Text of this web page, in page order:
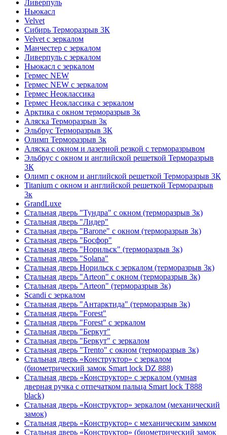
Ливерпуль
Ньюкасл
Velvet
Сибирь Терморазрыв 3К
Velvet с зеркалом
Манчестер с зеркалом
Ливерпуль с зеркалом
Ньюкасл с зеркалом
Гермес NEW
Гермес NEW с зеркалом
Гермес Неоклассика
Гермес Неоклассика с зеркалом
Арктика с окном терморазрыв 3к
Аляска Терморазрыв 3к
Эльбрус Терморазрыв 3К
Олимп Терморазрыв 3к
Аляска с окном и лазерной резкой с терморазрывом
Эльбрус с окном и английской решеткой Терморазрыв
3К
Олимп с окном и английской решеткой Терморазрыв 3К
Titanium с окном и английской решеткой Терморазрыв
3к
GrandLuxe
Стальная дверь "Тундра" с окном (терморазрыв 3к)
Стальная дверь "Лидер"
Стальная дверь "Barone" с окном (терморазрыв 3к)
Стальная дверь "Босфор"
Стальная дверь "Норильск" (терморазрыв 3к)
Стальная дверь "Solana"
Стальная дверь Норильск с зеркалом (терморазрыв 3к)
Стальная дверь "Arteon" с окном (терморазрыв 3к)
Стальная дверь "Arteon" (терморазрыв 3к)
Scandi с зеркалом
Стальная дверь "Антарктида" (терморазрыв 3к)
Стальная дверь "Forest"
Стальная дверь "Forest" с зеркалом
Стальная дверь "Беркут"
Стальная дверь "Беркут" с зеркалом
Стальная дверь "Trento" с окном (терморазрыв 3к)
Стальная дверь «Конструктор» с зеркалом
(биометрический замок Smart lock DZ 888)
Стальная дверь «Конструктор» с зеркалом (умная
дверная ручка с отпечатком пальца Smart lock T888
black)
Стальная дверь «Конструктор» зеркалом (механический
замок)
Стальная дверь «Конструктор» с механическим замком
Стальная дверь «Конструктор» (биометрический замок